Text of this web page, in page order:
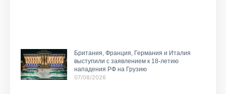
Британия, Франция, Германия и Италия
выступили с заявлением к 18-летию
нападения РФ на Грузию
07/08/2026